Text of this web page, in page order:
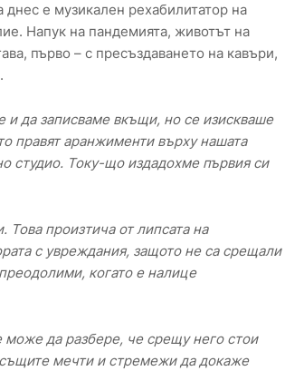
е музикален рехабилитатор на
Напук на пандемията, животът на
първо – с пресъздаването на кавъри,
да записваме вкъщи, но се изискваше
правят аранжименти върху нашата
студио. Току-що издадохме първия си
произтича от липсата на
с увреждания, защото не са срещали
когато е налице
да разбере, че срещу него стои
мечти и стремежи да докаже